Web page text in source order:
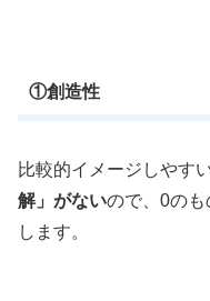
①創造性
比較的イメージしやす
解」がないので、0のも
します。